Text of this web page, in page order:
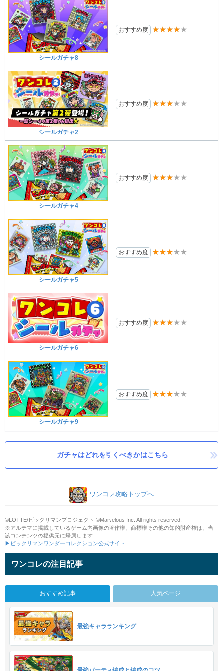
シールガチャ8
おすすめ度 ★★★★★
シールガチャ2
おすすめ度 ★★★★★
シールガチャ4
おすすめ度 ★★★★★
シールガチャ5
おすすめ度 ★★★★★
シールガチャ6
おすすめ度 ★★★★★
シールガチャ9
おすすめ度 ★★★★★
ガチャはどれを引くべきかはこちら
ワンコレ攻略トップへ
©LOTTE/ビックリマンプロジェクト ©Marvelous Inc. All rights reserved.
※アルテマに掲載しているゲーム内画像の著作権、商標権その他の知的財産権は、当
該コンテンツの提供元に帰属します
▶ビックリマンワンダーコレクション公式サイト
ワンコレの注目記事
おすすめ記事 人気ページ
最強キャラランキング